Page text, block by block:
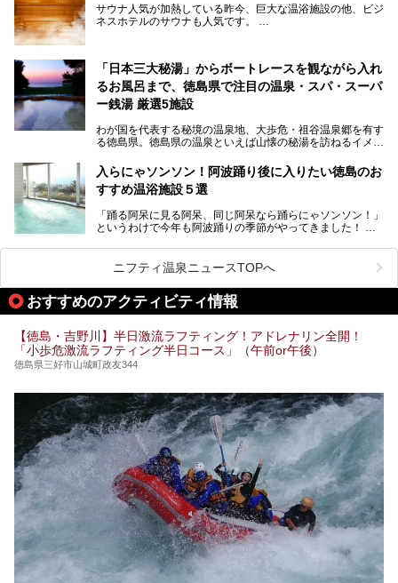
サウナ人気が加熱している昨今、巨大な温浴施設の他、ビジ
ネスホテルのサウナも人気です。
いきます！
「日本三大秘湯」からボートレースを観ながら入れ
るお風呂まで、徳島県で注目の温泉・スパ・スーパ
ー銭湯 厳選5施設
わが国を代表する秘境の温泉地、大歩危・祖谷温泉郷を有す
る徳島県。徳島県の温泉といえば山懐の秘湯を訪ねるイメー
あふれるスパやボートレースを見ながら入浴できる珍しい温
浴施設などもあり、いろいろなお湯を楽しむことができま
す。
今回は、そんな徳島県にある温浴施設のなかから、筆者が
「一度訪ねてみたい」と気になっている魅力的な施設を5件
※2021/05/26時点の情報です。
入らにゃソンソン！阿波踊り後に入りたい徳島のお
すすめ温浴施設５選
「踊る阿呆に見る阿呆、同じ阿呆なら踊らにゃソンソン！」
というわけで今年も阿波踊りの季節がやってきました！
400年の歴史がある阿波踊りは、毎年8月12日から15日まで
の4日間、徳島県徳島市で開催されます。徳島市の中心街に
有料と無料の演舞場が設けられ、夜な夜な陽気なお囃子と踊
りが繰り広げられます。
せっかく見に行ったのなら「にわか連」に参加して踊りまし
で輪に入って踊れるんです。
ひとしきり踊った後は、徳島のお風呂で一休みはいかがでし
今回は阿波踊りの後に汗を流すのにぴったりな、徳島のおす
すめ温浴施設をご紹介します！
ニフティ温泉ニュースTOPへ
おすすめのアクティビティ情報
【徳島・吉野川】半日激流ラフティング！アドレナリン全開！
「小歩危激流ラフティング半日コース」（午前or午後）
徳島県三好市山城町政友344